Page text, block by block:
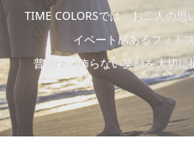
TIME COLORSでは、お二人の思
イベート感あるフォト
普段着の飾らない笑顔を大切に